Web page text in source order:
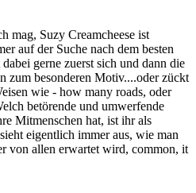
mag, Suzy Creamcheese ist
auf der Suche nach dem besten
gerne zuerst sich und dann die
zum besonderen Motiv....oder zückt
wie - how many roads, oder
betörende und umwerfende
Mitmenschen hat, ist ihr als
eigentlich immer aus, wie man
von allen erwartet wird, common, it